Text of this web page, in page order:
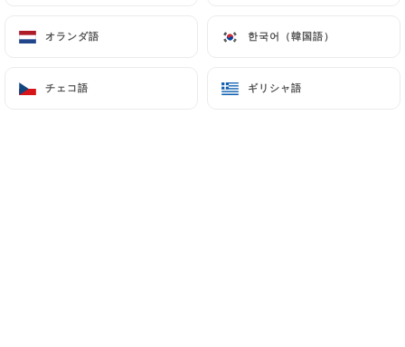
オランダ語 한국어（韓国語）
チェコ語 ギリシャ語
オランダ語 한국어（韓国語）
チェコ語 ギリシャ語